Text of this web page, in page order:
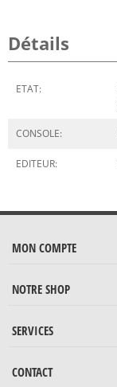
Détails
ETAT:
CONSOLE:
EDITEUR:
MON COMPTE
NOTRE SHOP
SERVICES
CONTACT